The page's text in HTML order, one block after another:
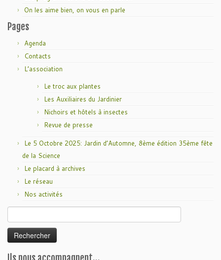
On les aime bien, on vous en parle
Pages
Agenda
Contacts
L’association
Le troc aux plantes
Les Auxiliaires du Jardinier
Nichoirs et hôtels à insectes
Revue de presse
Le 5 Octobre 2025: Jardin d’Automne, 8ème édition 35ème fête
de la Science
Le placard à archives
Le réseau
Nos activités